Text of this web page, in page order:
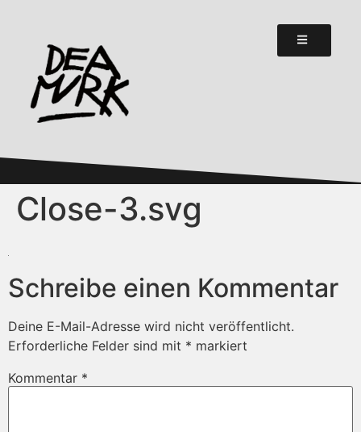
Close-3.svg
Schreibe einen Kommentar
Deine E-Mail-Adresse wird nicht veröffentlicht.
Erforderliche Felder sind mit * markiert
Kommentar *